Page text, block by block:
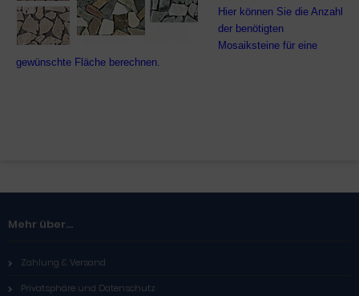
Hier können Sie die Anzahl
der benötigten
Mosaiksteine für eine
gewünschte Fläche berechnen.
Mehr über...
Zahlung & Versand
Privatsphäre und Datenschutz